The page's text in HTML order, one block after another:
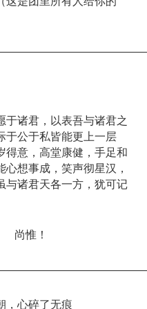
诸君，以表吾与诸君之
于公于私皆能更上一层
得意，高堂康健，手足和
想事成，笑声彻星汉，
与诸君天各一方，犹可记
，心碎了无痕